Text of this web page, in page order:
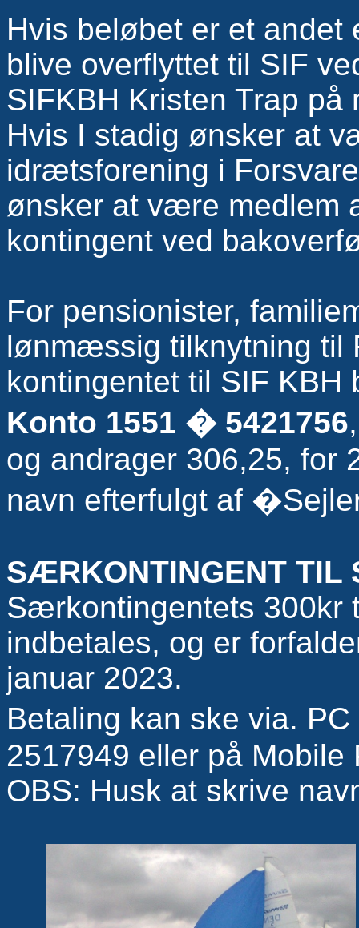
Hvis beløbet er et
blive overflyttet til SIF
SIFKBH Kristen Trap på
Hvis I stadig ønsker at
idrætsforening i
ønsker at være medlem
kontingent ved
For pensionister,
lønmæssig tilknytning til
kontingentet til SIF
Konto 1551 � 5421756,
og andrager 306,25, for
navn efterfulgt af
SÆRKONTINGENT TIL
Særkontingentets 300kr
indbetales, og er
januar 2023.
Betaling kan ske via.
2517949 eller på Mobile
OBS: Husk at skrive